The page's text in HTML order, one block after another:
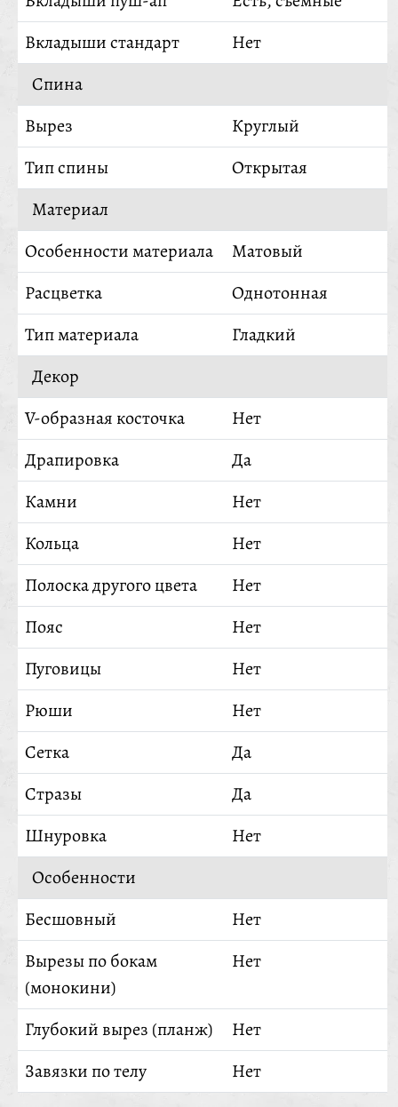
Вкладыши стандарт
Нет
Спина
Вырез
Круглый
Тип спины
Открытая
Материал
Особенности материала
Матовый
Расцветка
Однотонная
Тип материала
Гладкий
Декор
V-образная косточка
Нет
Драпировка
Да
Камни
Нет
Кольца
Нет
Полоска другого цвета
Нет
Пояс
Нет
Пуговицы
Нет
Рюши
Нет
Сетка
Да
Стразы
Да
Шнуровка
Нет
Особенности
Бесшовный
Нет
Вырезы по бокам
(монокини)
Нет
Глубокий вырез (планж)
Нет
Завязки по телу
Нет